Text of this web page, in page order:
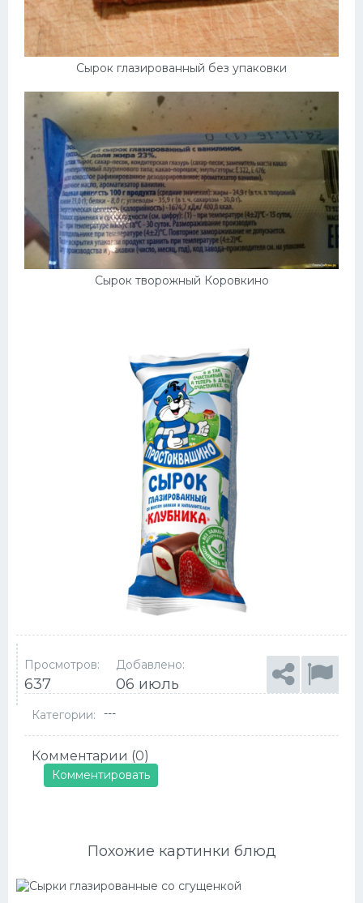
Сырок глазированный без упаковки
Сырок творожный Коровкино
Просмотров:
637
Добавлено:
06 июль
Категории: ---
Комментарии (0)
Комментировать
Похожие картинки блюд